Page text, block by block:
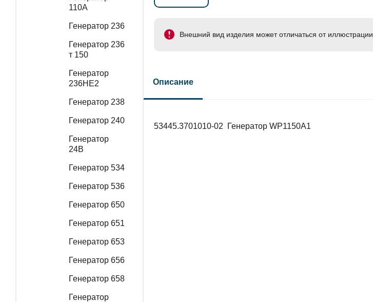
110А
Генератор 236
Генератор 236
т 150
Генератор
236НЕ2
Генератор 238
Генератор 240
Генератор
24В
Генератор 534
Генератор 536
Генератор 650
Генератор 651
Генератор 653
Генератор 656
Генератор 658
Генератор
Внешний вид изделия может отличаться от иллюстрации
Описание
53445.3701010-02 Генератор WP1150A1